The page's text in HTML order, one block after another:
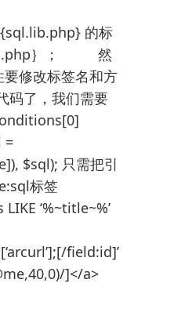
的标
｝； 然
修改标签名和方
了，我们需要
=
$sql); 只需把引
标签
‘%~title~%’
field:id]’
]</a>